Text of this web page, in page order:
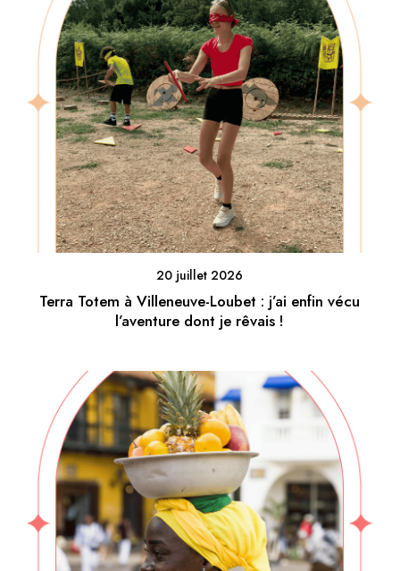
20 juillet 2026
Terra Totem à Villeneuve-Loubet : j’ai enfin vécu
l’aventure dont je rêvais !